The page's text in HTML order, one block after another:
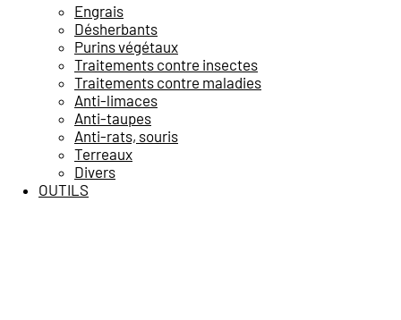
Engrais
Désherbants
Purins végétaux
Traitements contre insectes
Traitements contre maladies
Anti-limaces
Anti-taupes
Anti-rats, souris
Terreaux
Divers
OUTILS